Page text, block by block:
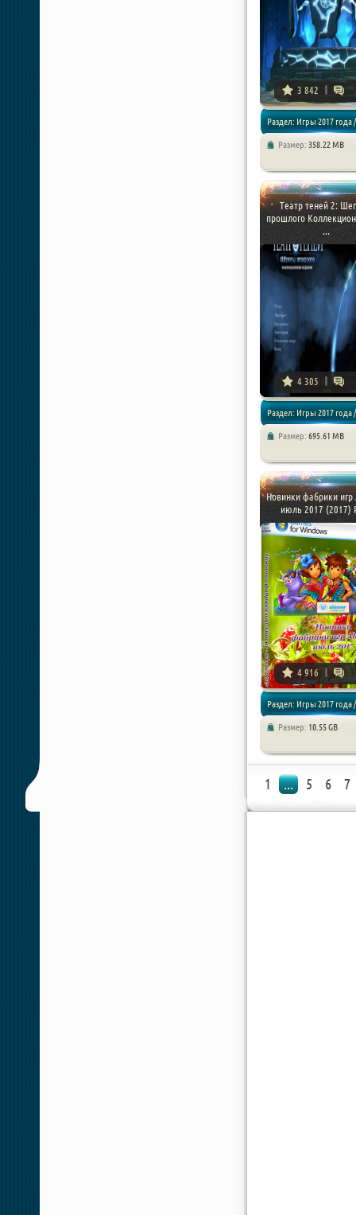
3 842
Раздел: Игры 2017 года /
Размер: 358.22 MB
Театр теней 2:
прошлого
...
4 305
Раздел: Игры 2017 года /
Размер: 695.61 MB
Новинки фабрики игр
июль 2017 (2017)
4 916
Раздел: Игры 2017 года /
Размер: 10.55 GB
1 ... 5 6 7